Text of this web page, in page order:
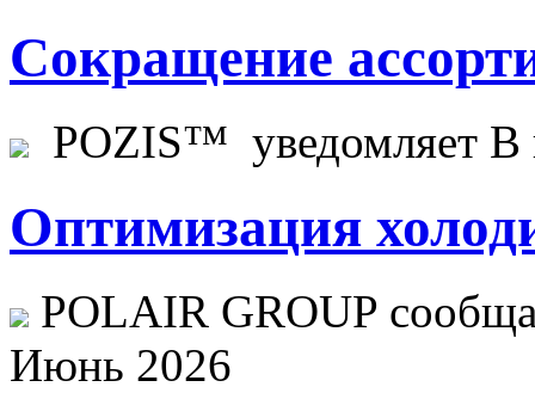
Сокращение
POZIS™ уведомляет В
Оптимизация
POLAIR GROUP
Июнь 2026